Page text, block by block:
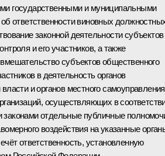
государственными и муниципальными
ответственности виновных
законной деятельности субъектов
и его участников, а также
субъектов общественного
в деятельность органов
власти и органов местного
осуществляющих в
отдельные публичные
воздействия на указанные
ответственность, установленную